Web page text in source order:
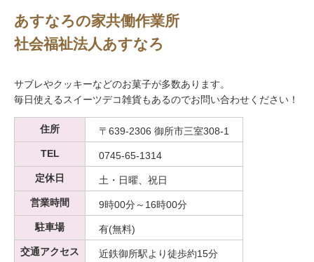
あすなろの家共働作業所
社会福祉法人あすなろ
サブレやクッキーなどのお菓子が多数あります。
毎日使えるスイーツデコ雑貨もあるのでお問い合わせください！
住所
〒639-2306 御所市三室308-1
TEL
0745-65-1314
定休日
土・日曜、祝日
営業時間
9時00分～16時00分
駐車場
有(無料)
交通アクセス
近鉄御所駅より徒歩約15分